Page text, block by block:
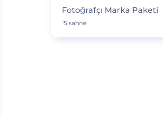
Fotoğrafçı Marka Paketi
15 sahne